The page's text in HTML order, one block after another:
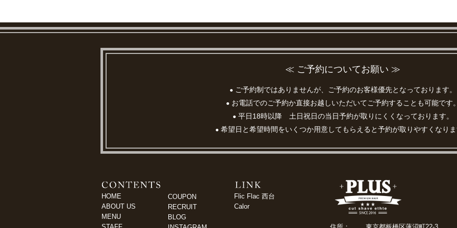
≪ ご予約についてお願い ≫
●ご予約制ではありませんが、ご予約のお客様優先となっております。
●お電話でのご予約か直接お越しいただいてご予約することも可能です
●平日18時以降 土日祝日の当日予約が取りにくくなっております。
●希望日と希望時間をいくつか用意してもらえると予約が取りやすくなり
HOME
ABOUT US
MENU
COUPON
RECRUIT
BLOG
Flic Flac 西台
Calor